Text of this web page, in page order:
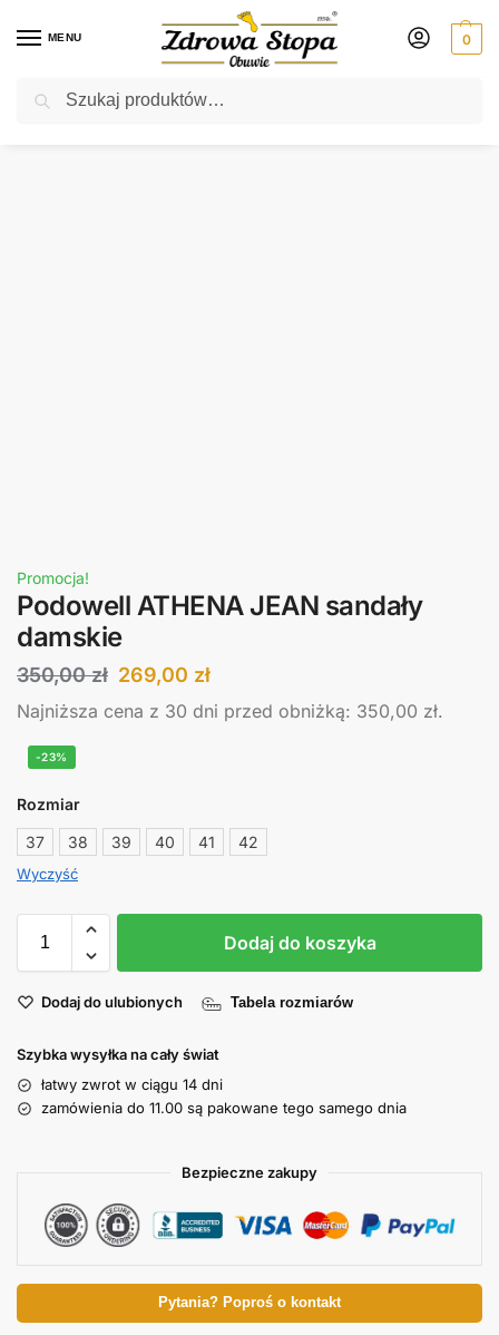
MENU 0
Rabat ⚡ 5% kod: ZDROWASTOPA (na obuwie poza promocją)
Promocja!
Podowell ATHENA JEAN sandały
damskie
350,00zł 269,00 zł
Najniższa cena z 30 dni przed obniżką: 350,00 zł.
-23%
Rozmiar
37
38 39 40 41 42
Wyczyść
Dodaj do koszyka
Dodaj do ulubionych Tabela rozmiarów
Szybka wysyłka na cały świat
łatwy zwrot w ciągu 14 dni
zamówienia do 11.00 są pakowane tego samego dnia
Bezpieczne zakupy
Pytania? Poproś o kontakt